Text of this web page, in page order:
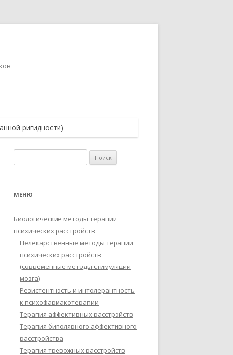
ригидности)
МЕНЮ
Биологические методы терапии
психических расстройств
Нелекарственные методы терапии
психических расстройств
(современные методы стимуляции
мозга)
Резистентность и интолерантность
к психофармакотерапии
Терапия аффективных расстройств
Терапия биполярного аффективного
расстройства
Терапия тревожных расстройств